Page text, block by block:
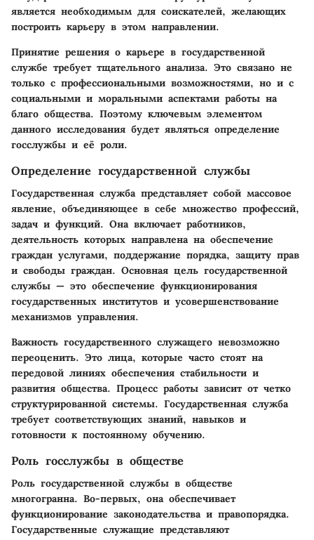
является необходимым для соискателей, желающих
построить карьеру в этом направлении.
Принятие решения о карьере в государственной
службе требует тщательного анализа. Это связано не
только с профессиональными возможностями, но и с
социальными и моральными аспектами работы на
благо общества. Поэтому ключевым элементом
данного исследования будет являться определение
госслужбы и её роли.
Определение государственной службы
Государственная служба представляет собой массовое
явление, объединяющее в себе множество профессий,
задач и функций. Она включает работников,
деятельность которых направлена на обеспечение
граждан услугами, поддержание порядка, защиту прав
и свободы граждан. Основная цель государственной
службы — это обеспечение функционирования
государственных институтов и усовершенствование
механизмов управления.
Важность государственного служащего невозможно
переоценить. Это лица, которые часто стоят на
передовой линиях обеспечения стабильности и
развития общества. Процесс работы зависит от четко
структурированной системы. Государственная служба
требует соответствующих знаний, навыков и
готовности к постоянному обучению.
Роль госслужбы в обществе
Роль государственной службы в обществе
многогранна. Во-первых, она обеспечивает
функционирование законодательства и правопорядка.
Государственные служащие представляют